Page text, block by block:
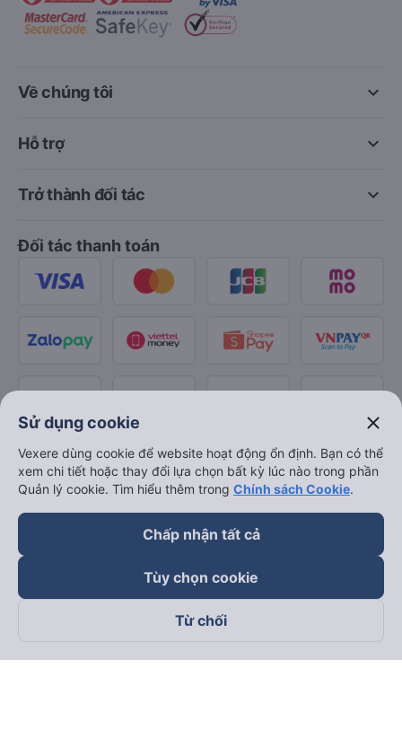
keyboard_arrow_down
Về chúng tôi
keyboard_arrow_down
Hỗ trợ
keyboard_arrow_down
Trở thành đối tác
Đối tác thanh toán
Theo dõi chúng tôi trên
Sử dụng cookie close
Vexere dùng cookie để website hoạt động ổn định. Bạn có thể
xem chi tiết hoặc thay đổi lựa chọn bất kỳ lúc nào trong phần
Quản lý cookie. Tìm hiểu thêm trong Chính sách Cookie.
Chấp nhận tất cả
Tùy chọn cookie
Từ chối